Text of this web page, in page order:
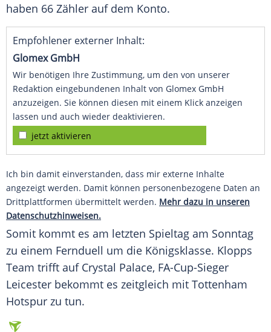
haben 66 Zähler auf dem Konto.
Empfohlener externer Inhalt:
Glomex GmbH
Wir benötigen Ihre Zustimmung, um den von unserer
Redaktion eingebundenen Inhalt von Glomex GmbH
anzuzeigen. Sie können diesen mit einem Klick anzeigen
lassen und auch wieder deaktivieren.
jetzt aktivieren
Ich bin damit einverstanden, dass mir externe Inhalte
angezeigt werden. Damit können personenbezogene Daten an
Drittplattformen übermittelt werden. Mehr dazu in unseren
Datenschutzhinweisen.
Somit kommt es am letzten Spieltag am Sonntag
zu einem Fernduell um die Königsklasse. Klopps
Team trifft auf Crystal Palace, FA-Cup-Sieger
Leicester bekommt es zeitgleich mit Tottenham
Hotspur zu tun.